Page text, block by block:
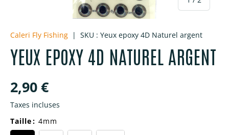
Caleri Fly Fishing | SKU : Yeux epoxy 4D Naturel argent
YEUX EPOXY 4D NATUREL ARGENT
Prix habituel
2,90 €
Taxes incluses
Taille: 4mm